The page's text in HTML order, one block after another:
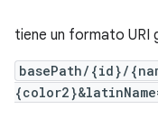
tiene un formato URI
basePath/{id}/